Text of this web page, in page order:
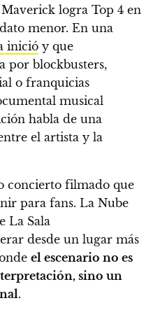
logra Top 4 en
menor. En una
inició y que
por blockbusters,
o franquicias
musical
habla de una
el artista y la
concierto filmado que
para fans. La Nube
La Sala
desde un lugar más
el escenario no es
sino un
.